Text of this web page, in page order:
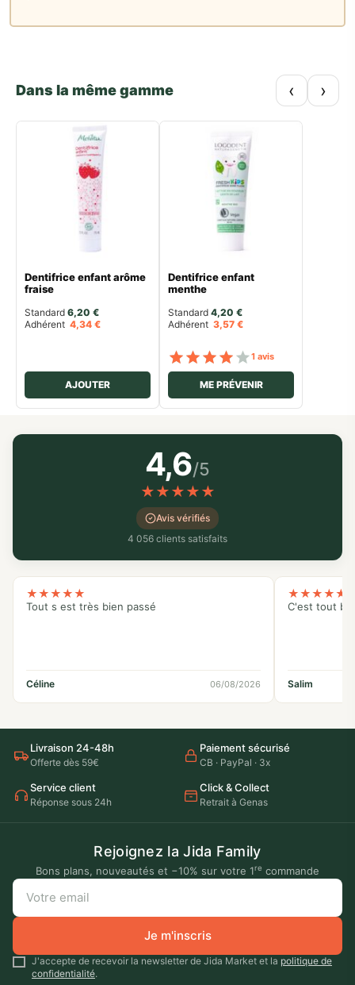
Dans la même gamme ‹ ›
Dentifrice enfant arôme
fraise
Standard 6,20 €
Adhérent 4,34 €
AJOUTER
Dentifrice enfant
menthe
Standard 4,20€
Adhérent3,57€
Note
1 avis
ME PRÉVENIR
4,6/5
★★★★★
Avis vérifiés
4 056 clients satisfaits
★★★★★
Tout s est très bien passé
Céline 06/08/2026
★★★★★
C'est tout
Salim
Livraison 24-48h
Offerte dès 59€
Paiement sécurisé
CB · PayPal · 3x
Service client
Réponse sous 24h
Click & Collect
Retrait à Genas
Rejoignez la Jida Family
Bons plans, nouveautés et −10% sur votre 1re commande
Je m'inscris
J'accepte de recevoir la newsletter de Jida Market et la politique de
confidentialité.